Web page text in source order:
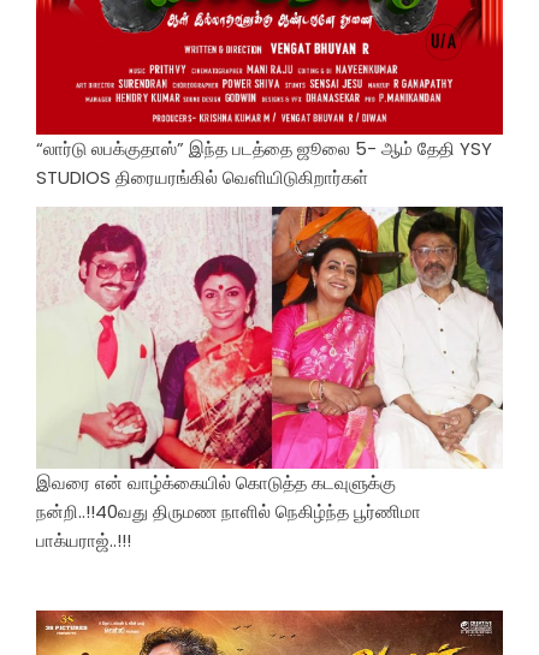
“லார்டு லபக்குதாஸ்” இந்த படத்தை ஜூலை 5- ஆம் தேதி YSY
STUDIOS திரையரங்கில் வெளியிடுகிறார்கள்
இவரை என் வாழ்க்கையில் கொடுத்த கடவுளுக்கு
நன்றி..!!40வது திருமண நாளில் நெகிழ்ந்த பூர்ணிமா
பாக்யராஜ்..!!!